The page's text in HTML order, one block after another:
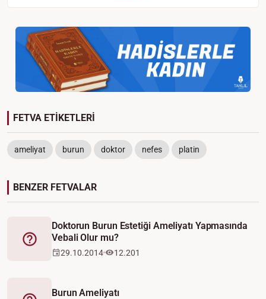
FETVA ETİKETLERİ
ameliyat burun doktor nefes platin
BENZER FETVALAR
Fetva
Doktorun Burun Estetiği Ameliyatı Yapmasında
Vebali Olur mu?
29.10.2014 12.201
Burun Ameliyatı